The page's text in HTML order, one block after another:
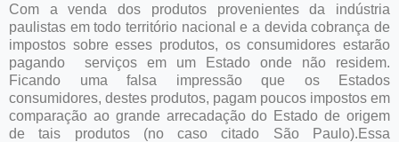
Com a venda dos produtos provenientes da indústria
paulistas em todo território nacional e a devida cobrança de
impostos sobre esses produtos, os consumidores estarão
pagando serviços em um Estado onde não residem.
Ficando uma falsa impressão que os Estados
consumidores, destes produtos, pagam poucos impostos em
comparação ao grande arrecadação do Estado de origem
de tais produtos (no caso citado São Paulo).Essa